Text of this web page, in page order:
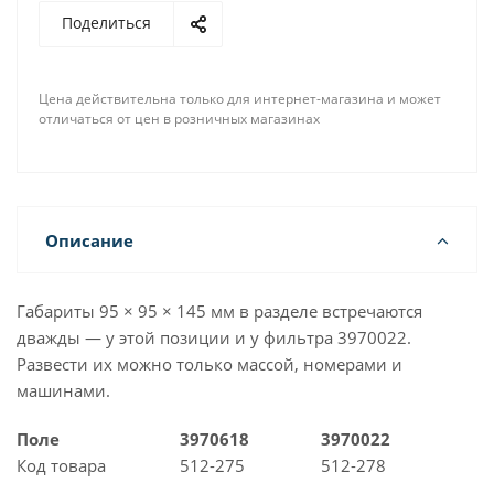
Поделиться
Цена действительна только для интернет-магазина и может
отличаться от цен в розничных магазинах
Описание
Габариты 95 × 95 × 145 мм в разделе встречаются
дважды — у этой позиции и у фильтра 3970022.
Развести их можно только массой, номерами и
машинами.
Поле 3970618
3970022
Код товара
512-275
512-278